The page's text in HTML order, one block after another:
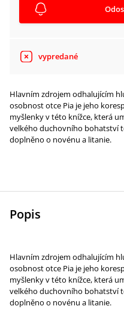
vypredané
Hlavním zdrojem odhalujícím
osobnost otce Pia je jeho
myšlenky v této knížce, která
velkého duchovního bohatství
doplněno o novénu a litanie.
Popis
Hlavním zdrojem odhalujícím
osobnost otce Pia je jeho
myšlenky v této knížce, která
velkého duchovního bohatství
doplněno o novénu a litanie.